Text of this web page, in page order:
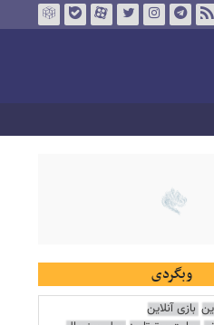
وبگردی
بازی آنلاین